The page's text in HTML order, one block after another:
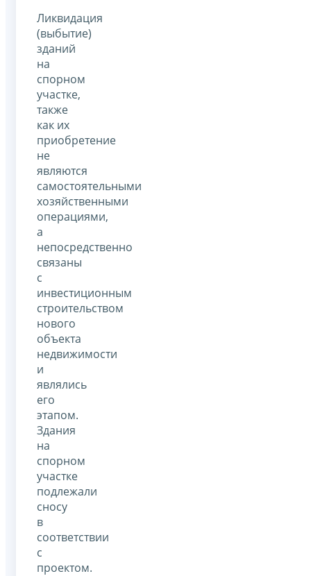
Ликвидация
(выбытие)
зданий
на
спорном
участке,
также
как их
приобретение
не
являются
самостоятельными
хозяйственными
операциями,
а
непосредственно
связаны
с
инвестиционным
строительством
нового
объекта
недвижимости
и
являлись
его
этапом.
Здания
на
спорном
участке
подлежали
сносу
в
соответствии
с
проектом.